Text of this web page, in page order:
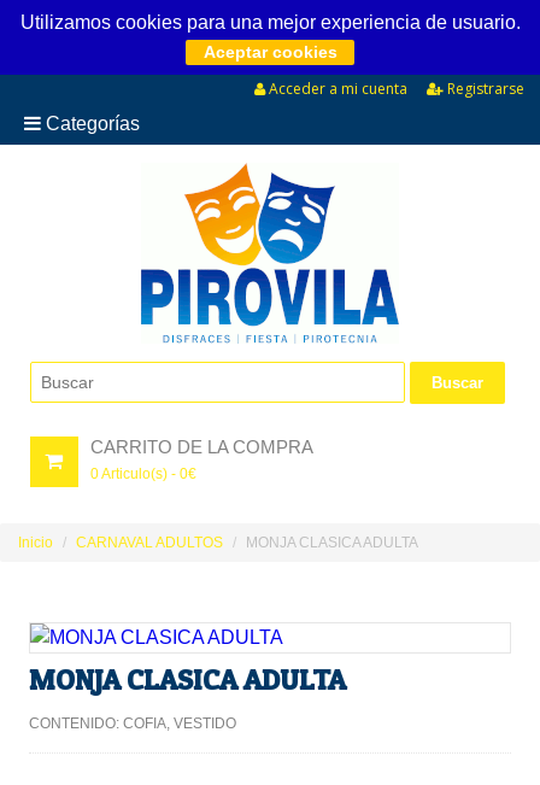
Utilizamos cookies para una mejor experiencia de usuario.
Aceptar cookies
Acceder a mi cuenta
Registrarse
Categorías
CARRITO DE LA COMPRA
0Articulo(s) - 0€
Inicio CARNAVAL ADULTOS MONJA CLASICA ADULTA
MONJA CLASICA ADULTA
CONTENIDO: COFIA, VESTIDO